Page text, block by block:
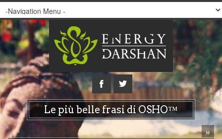
Le più belle frasi di OSHO™
»